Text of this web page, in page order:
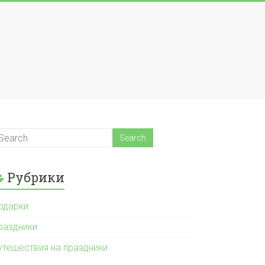
Рубрики
на праздники